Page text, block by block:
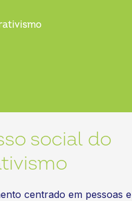
social do
centrado em pessoas e